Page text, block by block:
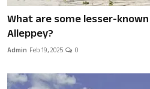
What are some lesser-
Alleppey?
Admin Feb 19, 2025 0